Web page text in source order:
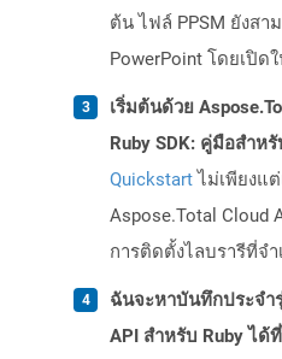
ต้น ไฟล์ PPSM ยังส
PowerPoint โดยเปิด
เริ่มต้นด้วย
Ruby SDK: คู่มือสำห
Quickstartไม่เพียงแ
Aspose.Total Cloud
การติดตั้งไลบรารีที่จ
ฉันจะหาบันทึกประจำ
API สำหรับ Ruby ได้